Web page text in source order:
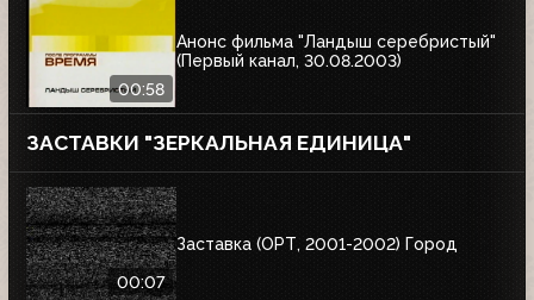
00:58
Анонс фильма "Ландыш серебристый"
(Первый канал, 30.08.2003)
ЗАСТАВКИ "ЗЕРКАЛЬНАЯ ЕДИНИЦА"
00:07
Заставка (ОРТ, 2001-2002) Город